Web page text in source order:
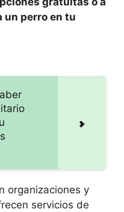
un perro en tu
organizaciones y
servicios de